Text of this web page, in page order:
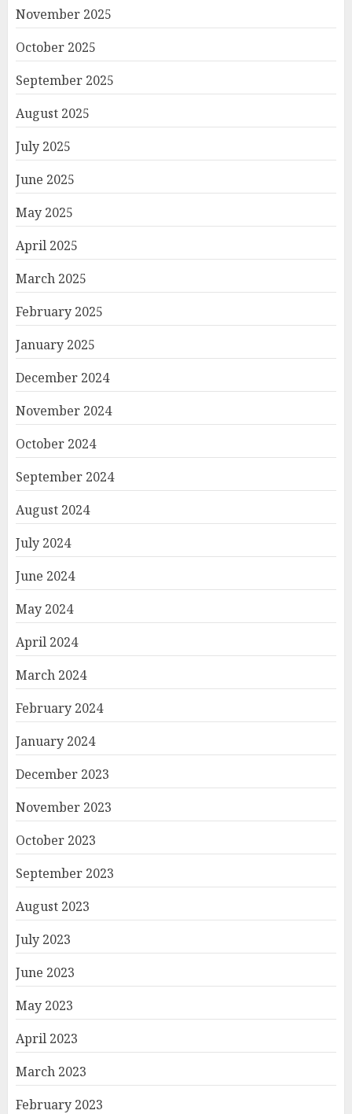
November 2025
October 2025
September 2025
August 2025
July 2025
June 2025
May 2025
April 2025
March 2025
February 2025
January 2025
December 2024
November 2024
October 2024
September 2024
August 2024
July 2024
June 2024
May 2024
April 2024
March 2024
February 2024
January 2024
December 2023
November 2023
October 2023
September 2023
August 2023
July 2023
June 2023
May 2023
April 2023
March 2023
February 2023